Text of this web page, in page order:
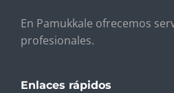
En Pamukkale ofrecemos
profesionales.
Enlaces rápidos